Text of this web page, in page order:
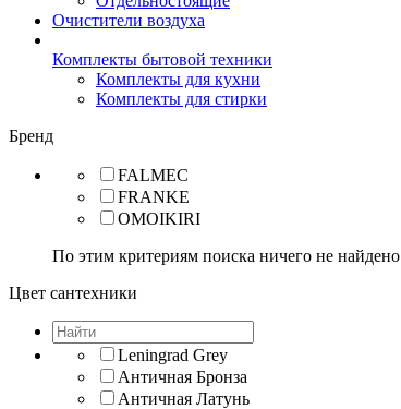
Очистители воздуха
Комплекты бытовой техники
Комплекты для кухни
Комплекты для стирки
Бренд
FALMEC
FRANKE
OMOIKIRI
По этим критериям поиска ничего не найдено
Цвет сантехники
Leningrad Grey
Античная Бронза
Античная Латунь